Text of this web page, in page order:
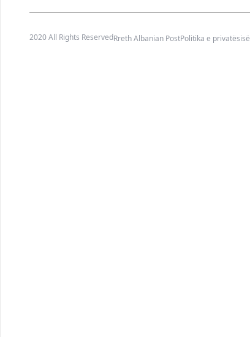
2020 All Rights ReservedRreth Albanian PostPolitika e privatësisë